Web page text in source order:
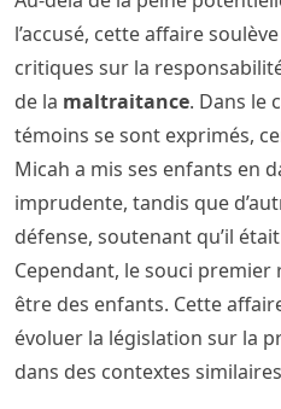
l’accusé, cette affaire
critiques sur la
de la maltraitance. Dans le
témoins se sont exprimés,
Micah a mis ses enfants en
imprudente, tandis que
défense, soutenant qu’il
Cependant, le souci
être des enfants. Cette
évoluer la législation sur la
dans des contextes